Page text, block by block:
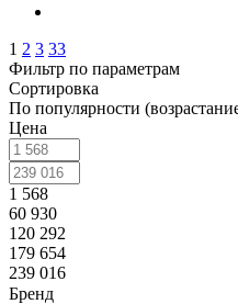
1 2 3 33
Фильтр по параметрам
Сортировка
По популярности
Цена
1 568
60 930
120 292
179 654
239 016
Бренд